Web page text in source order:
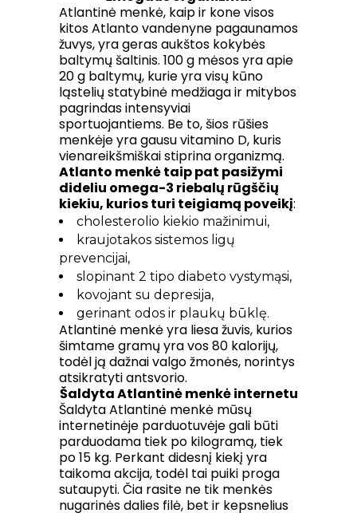
Atlantinė menkė, kaip ir kone visos
kitos Atlanto vandenyne pagaunamos
žuvys, yra geras aukštos kokybės
baltymų šaltinis. 100 g mėsos yra apie
20 g baltymų, kurie yra visų kūno
ląstelių statybinė medžiaga ir mitybos
pagrindas intensyviai
sportuojantiems. Be to, šios rūšies
menkėje yra gausu vitamino D, kuris
vienareikšmiškai stiprina organizmą.
Atlanto menkė taip pat pasižymi
dideliu omega-3 riebalų rūgščių
kiekiu, kurios turi teigiamą poveikį:
cholesterolio kiekio mažinimui,
kraujotakos sistemos ligų
prevencijai,
slopinant 2 tipo diabeto vystymąsi,
kovojant su depresija,
gerinant odos ir plaukų būklę.
Atlantinė menkė yra liesa žuvis, kurios
šimtame gramų yra vos 80 kalorijų,
todėl ją dažnai valgo žmonės, norintys
atsikratyti antsvorio.
Šaldyta Atlantinė menkė internetu
Šaldyta Atlantinė menkė mūsų
internetinėje parduotuvėje gali būti
parduodama tiek po kilogramą, tiek
po 15 kg. Perkant didesnį kiekį yra
taikoma akcija, todėl tai puiki proga
sutaupyti. Čia rasite ne tik menkės
nugarinės dalies filė, bet ir kepsnelius